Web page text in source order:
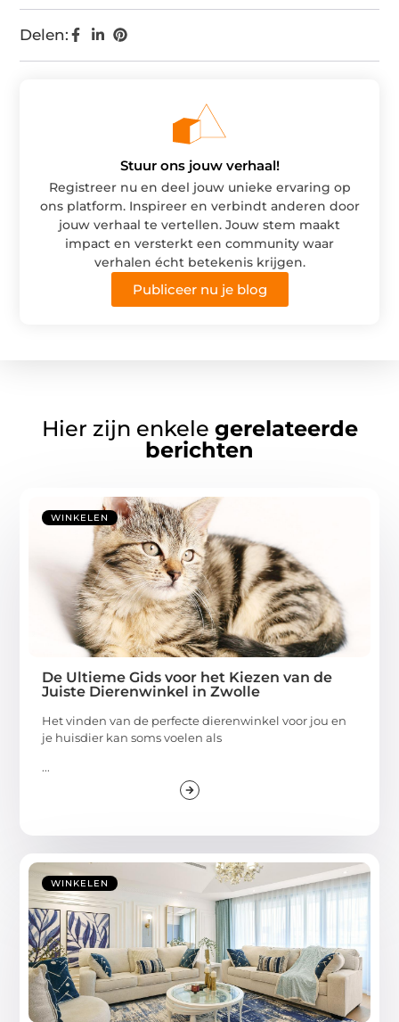
Delen:
Stuur ons jouw verhaal!
Registreer nu en deel jouw unieke ervaring op
ons platform. Inspireer en verbindt anderen door
jouw verhaal te vertellen. Jouw stem maakt
impact en versterkt een community waar
verhalen écht betekenis krijgen.
Publiceer nu je blog
Hier zijn enkele gerelateerde
berichten
WINKELEN
De Ultieme Gids voor het Kiezen van de
Juiste Dierenwinkel in Zwolle
Het vinden van de perfecte dierenwinkel voor jou en
je huisdier kan soms voelen als
...
WINKELEN